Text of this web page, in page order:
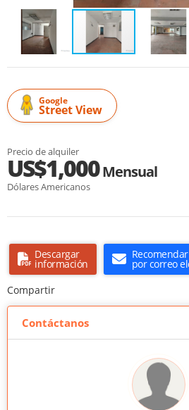
Google
Street View
Precio de alquiler
US$1,000Mensual
Dólares Americanos
Descargar
información
por correo
Compartir
Contáctanos